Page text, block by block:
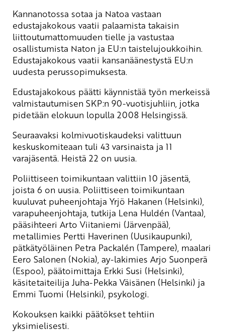
Kannanotossa sotaa ja Natoa vastaan
edustajakokous vaatii palaamista takaisin
liittoutumattomuuden tielle ja vastustaa
osallistumista Naton ja EU:n taistelujoukkoihin.
Edustajakokous vaatii kansanäänestystä EU:n
uudesta perussopimuksesta.
Edustajakokous päätti käynnistää työn merkeissä
valmistautumisen SKP:n 90-vuotisjuhliin, jotka
pidetään elokuun lopulla 2008 Helsingissä.
Seuraavaksi kolmivuotiskaudeksi valittuun
keskuskomiteaan tuli 43 varsinaista ja 11
varajäsentä. Heistä 22 on uusia.
Poliittiseen toimikuntaan valittiin 10 jäsentä,
joista 6 on uusia. Poliittiseen toimikuntaan
kuuluvat puheenjohtaja Yrjö Hakanen (Helsinki),
varapuheenjohtaja, tutkija Lena Huldén (Vantaa),
pääsihteeri Arto Viitaniemi (Järvenpää),
metallimies Pertti Haverinen (Uusikaupunki),
pätkätyöläinen Petra Packalén (Tampere), maalari
Eero Salonen (Nokia), ay-lakimies Arjo Suonperä
(Espoo), päätoimittaja Erkki Susi (Helsinki),
käsitetaiteilija Juha-Pekka Väisänen (Helsinki) ja
Emmi Tuomi (Helsinki), psykologi.
Kokouksen kaikki päätökset tehtiin
yksimielisesti.